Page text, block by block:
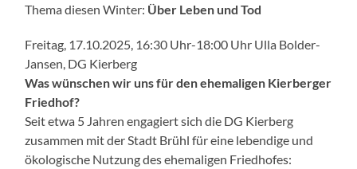
Thema diesen Winter: Über Leben und Tod
Freitag, 17.10.2025, 16:30 Uhr-18:00 Uhr Ulla Bolder-
Jansen, DG Kierberg
Was wünschen wir uns für den ehemaligen Kierberger
Friedhof?
Seit etwa 5 Jahren engagiert sich die DG Kierberg
zusammen mit der Stadt Brühl für eine lebendige und
ökologische Nutzung des ehemaligen Friedhofes: